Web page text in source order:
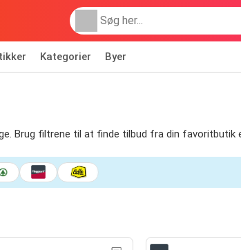
Kategorier Byer
Brug filtrene til at finde tilbud fra din